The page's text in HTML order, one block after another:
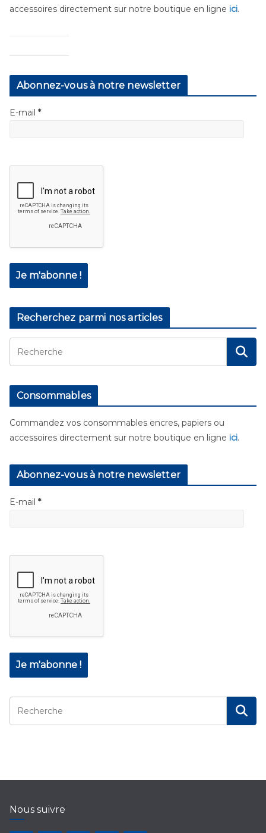
accessoires directement sur notre boutique en ligne ici.
Abonnez-vous à notre newsletter
E-mail *
Recherchez parmi nos articles
Consommables
Commandez vos consommables encres, papiers ou
accessoires directement sur notre boutique en ligne ici.
Abonnez-vous à notre newsletter
E-mail *
Nous suivre